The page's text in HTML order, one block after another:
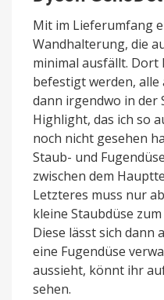
Mit im Lieferumfang
Wandhalterung, die
minimal ausfällt.
befestigt werden, alle
dann irgendwo in der
Highlight, das ich so
noch nicht gesehen
Staub- und
zwischen dem
Letzteres muss nur
kleine Staubdüse
Diese lässt sich dann
eine Fugendüse
aussieht, könnt ihr
sehen.